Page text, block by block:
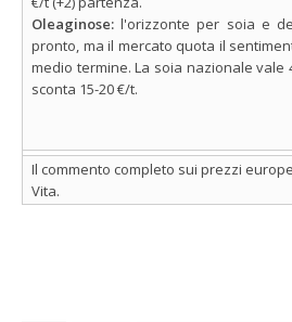
Oleaginose:l'orizzonte per soia e
pronto, ma il mercato quota il
medio termine. La soia nazionale vale
sconta 15-20 €/t.
Il commento completo sui prezzi
Vita.